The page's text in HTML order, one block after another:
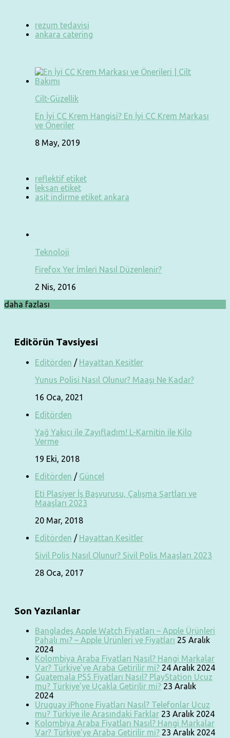
rezum tedavisi
ankara catering
Cilt-Güzellik
En İyi CC Krem Hangisi? En İyi CC Krem Markası
ve Öneriler
8 May, 2019
reflektif etiket
leksan etiket
asit indirme etiket ankara
Teknoloji
Firefox Yer İmleri Nasıl Düzenlenir?
2 Nis, 2016
daha fazlası
Editörün Tavsiyesi
Editörden / Hayattan Kesitler
Yunus Polisi Nasıl Olunur? Maaşı Ne Kadar?
16 Oca, 2021
Editörden
Yağ Yakıcı ile Zayıfladım! L-Karnitin ile Kilo
Verme
19 Eki, 2018
Editörden / Güncel
Eti Plasiyer İş Başvurusu, Çalışma Şartları ve
Maaşları 2023
20 Mar, 2018
Editörden / Hayattan Kesitler
Sivil Polis Nasıl Olunur? Sivil Polis Maaşları 2023
28 Oca, 2017
Son Yazılanlar
Bangladeş Apple Watch Fiyatları – Apple Ürünleri
Pahalı mı? – Apple Ürünleri ve Fiyatları 25 Aralık
2024
Kolombiya Araba Fiyatları Nasıl? Hangi Markalar
Var? Türkiye’ye Araba Getirilir mi? 24 Aralık 2024
Guatemala PS5 Fiyatları Nasıl? PlayStation Ucuz
mu? Türkiye’ye Uçakla Getirilir mi? 23 Aralık
2024
Uruguay iPhone Fiyatları Nasıl? Telefonlar Ucuz
mu? Türkiye ile Arasındaki Farklar 23 Aralık 2024
Kolombiya Araba Fiyatları Nasıl? Hangi Markalar
Var? Türkiye’ye Araba Getirilir mi? 23 Aralık 2024